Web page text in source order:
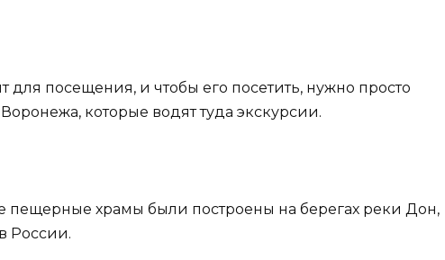
для посещения, и чтобы его посетить, нужно просто
которые водят туда экскурсии.
пещерные храмы были построены на берегах реки Дон,
России.